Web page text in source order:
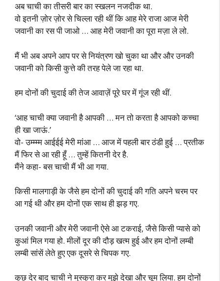
अब चाची का तीसरी बार का स्खलन नजदीक था.
वो इतनी ज़ोर ज़ोर से चिल्ला रही थीं कि आह मेरे राजा आज मेरी
जवानी का रस पी जाओ … आह मेरी जवानी का पूरा मज़ा ले लो.
मैं भी अब अपने आप पर से नियंत्रण खो चुका था और और उनकी
जवानी को किसी कुत्ते की तरह पेले जा रहा था.
हम दोनों की चुदाई की तेज आवाज़ें पूरे घर में गूंज रही थीं.
‘आह चाची क्या जवानी है आपकी … मन तो करता है आपको कच्चा
ही खा जाऊं.’
वो- उम्म्म्म आईईई मेरी मांआ … आज में पहली बार ठंडी हुई … प्रतीक
मैं फिर से आ रही हूँ … तुम्हें कितनी देर है.
मैंने कहा- बस चाची मैं भी आ गया.
किसी मालगाड़ी के जैसे हम दोनों की चुदाई की गति अपने चरम पर
आ गई थी और हम दोनों एक साथ ही झड़ गए.
उनकी जवानी और मेरी जवानी ऐसे आ टकराई, जैसे किसी प्यासे को
कुआं मिल गया हो. मीलों दूर की दौड़ खत्म हुई और हम दोनों लम्बी
लम्बी सांसें लेते हुए एक दूसरे से चिपक गए.
कुछ देर बाद चाची ने मुस्कुरा कर मुझे देखा और चूम लिया. हम दोनों